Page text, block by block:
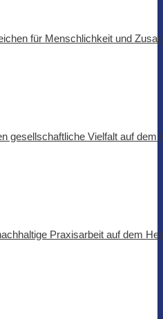
für Menschlichkeit und
gesellschaftliche Vielfalt auf dem
Praxisarbeit auf dem